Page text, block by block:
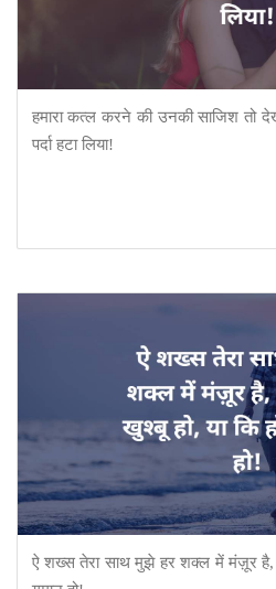
हमारा कत्ल करने की उनकी साजिश तो
पर्दा हटा लिया!
ऐ शख्स तेरा साथ मुझे हर शक्ल में मंज़ूर है,